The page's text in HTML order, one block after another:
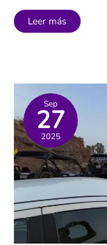
Casi
un
año
más
en
riesgo
pobreza
y
exclusión
social,
pese
al
turístico
Leer más
Sep
27
2025